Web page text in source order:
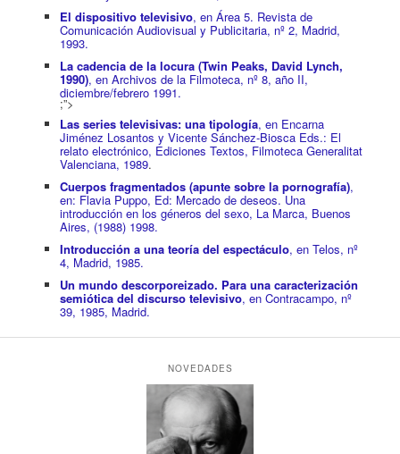
El dispositivo televisivo, en Área 5. Revista de
Comunicación Audiovisual y Publicitaria, nº 2, Madrid,
1993.
La cadencia de la locura (Twin Peaks, David Lynch,
1990), en Archivos de la Filmoteca, nº 8, año II,
diciembre/febrero 1991.
;”>
Las series televisivas: una tipología, en Encarna
Jiménez Losantos y Vicente Sánchez-Biosca Eds.: El
relato electrónico, Ediciones Textos, Filmoteca Generalitat
Valenciana, 1989.
Cuerpos fragmentados (apunte sobre la pornografía),
en: Flavia Puppo, Ed: Mercado de deseos. Una
introducción en los géneros del sexo, La Marca, Buenos
Aires, (1988) 1998.
Introducción a una teoría del espectáculo, en Telos, nº
4, Madrid, 1985.
Un mundo descorporeizado. Para una caracterización
semiótica del discurso televisivo, en Contracampo, nº
39, 1985, Madrid.
NOVEDADES